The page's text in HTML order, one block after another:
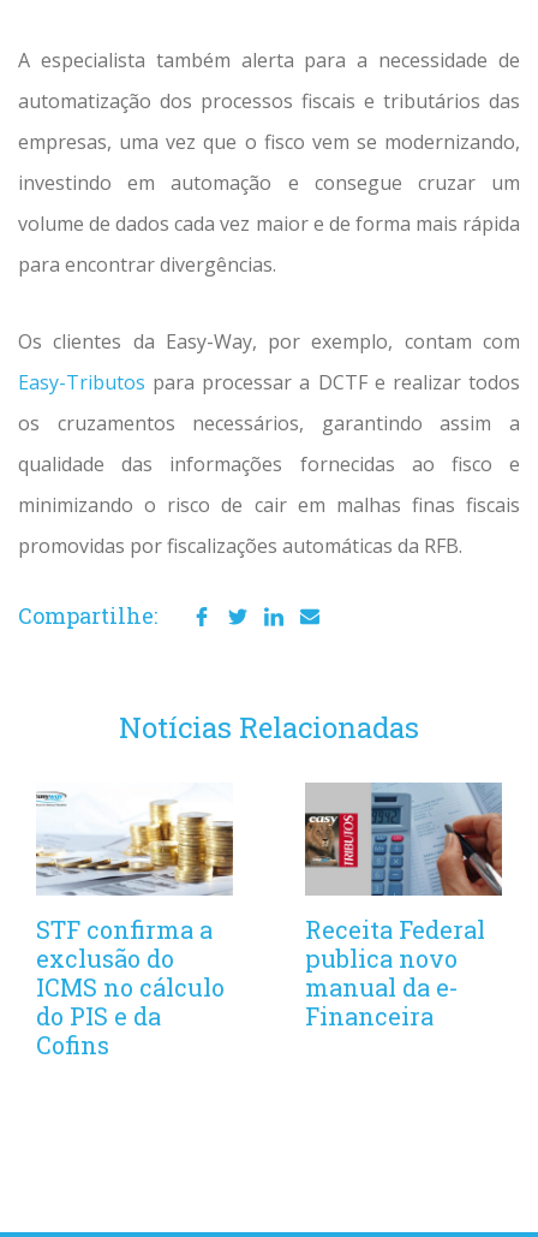
A especialista também alerta para a necessidade de
automatização dos processos fiscais e tributários das
empresas, uma vez que o fisco vem se modernizando,
investindo em automação e consegue cruzar um
volume de dados cada vez maior e de forma mais rápida
para encontrar divergências.
Os clientes da Easy-Way, por exemplo, contam com
Easy-Tributos para processar a DCTF e realizar todos
os cruzamentos necessários, garantindo assim a
qualidade das informações fornecidas ao fisco e
minimizando o risco de cair em malhas finas fiscais
promovidas por fiscalizações automáticas da RFB.
Compartilhe:
Notícias Relacionadas
STF confirma a
exclusão do
ICMS no cálculo
do PIS e da
Cofins
Receita Federal
publica novo
manual da e-
Financeira